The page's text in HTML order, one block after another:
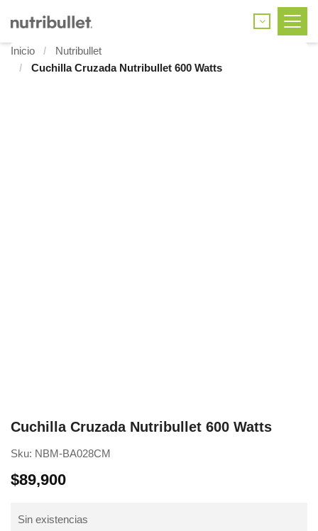
Inicio
Nutribullet
Cuchilla Cruzada Nutribullet 600 Watts
Cuchilla Cruzada Nutribullet 600 Watts
Sku: NBM-BA028CM
$89,900
Sin existencias